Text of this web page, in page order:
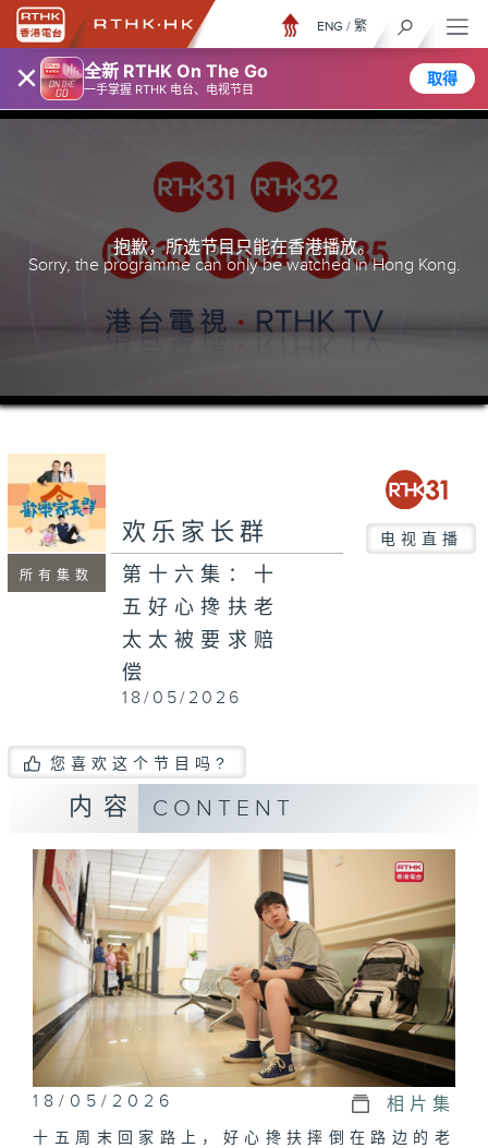
× 全新 RTHK On The Go
一手掌握 RTHK 电台、电视节目
取得
ENG / 繁
抱歉，所选节目只能在香港播放。
Sorry, the programme can only be watched in Hong Kong.
所有集数
欢乐家长群 电视直播
第十六集：十
五好心搀扶老
太太被要求赔
偿
18/05/2026
您喜欢这个节目吗?
内容 CONTENT
18/05/2026 相片集
十五周末回家路上，好心搀扶摔倒在路边的老